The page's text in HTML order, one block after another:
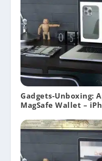
Gadgets-Unboxing:
MagSafe Wallet –